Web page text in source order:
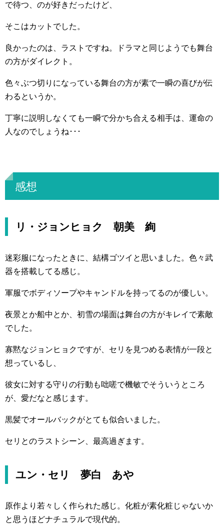
で待つ、のが好きだったけど、
そこはカットでした。
良かったのは、ラストですね。ドラマと同じようでも舞台
の方がダイレクト。
色々ぶつ切りになっている舞台の方が素で一瞬の喜びが伝
わるというか。
丁寧に説明しなくても一瞬で分かち合える相手は、運命の
人なのでしょうね･･･
感想
リ・ジョンヒョク 朝美 絢
迷彩服になったときに、結構ゴツイと思いました。色々武
器を搭載してる感じ。
軍服でボディソープやキャンドルを持ってるのが優しい。
夜景とか船中とか、初雪の場面は舞台の方がキレイで素敵
でした。
寡黙なジョンヒョクですが、セリを見つめる表情が一段と
想っているし、
彼女に対する守りの行動も咄嗟で機敏でそういうところ
が、愛だなと感じます。
黒髪でオールバックがとても似合いました。
セリとのラストシーン、最高過ぎます。
ユン・セリ 夢白 あや
原作より若々しく作られた感じ。化粧が素化粧じゃないか
と思うほどナチュラルで現代的。